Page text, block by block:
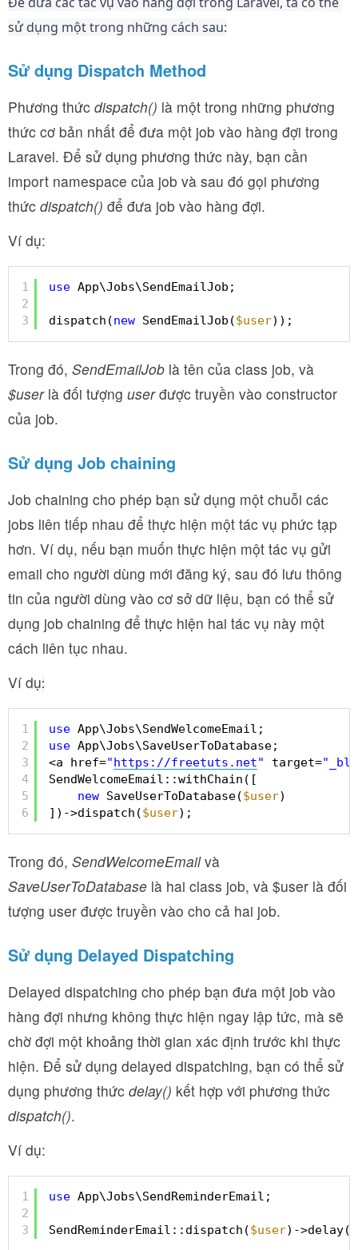
sử dụng một trong những cách sau:
Sử dụng Dispatch Method
Phương thức dispatch() là một trong những phương
thức cơ bản nhất để đưa một job vào hàng đợi trong
Laravel. Để sử dụng phương thức này, bạn cần
import namespace của job và sau đó gọi phương
thức dispatch() để đưa job vào hàng đợi.
Ví dụ:
1
2
3
use App\Jobs\SendEmailJob;
dispatch(new SendEmailJob($user));
Trong đó, SendEmailJob là tên của class job, và
$user là đối tượng userđược truyền vào constructor
của job.
Sử dụng Job chaining
Job chaining cho phép bạn sử dụng một chuỗi các
jobs liên tiếp nhau để thực hiện một tác vụ phức tạp
hơn. Ví dụ, nếu bạn muốn thực hiện một tác vụ gửi
email cho người dùng mới đăng ký, sau đó lưu thông
tin của người dùng vào cơ sở dữ liệu, bạn có thể sử
dụng job chaining để thực hiện hai tác vụ này một
cách liên tục nhau.
Ví dụ:
1
2
3
4
5
6
use App\Jobs\SendWelcomeEmail;
use App\Jobs\SaveUserToDatabase;
<a href="https://freetuts.net" target=
SendWelcomeEmail::withChain([
new SaveUserToDatabase($user)
])->dispatch($user);
Trong đó, SendWelcomeEmailvà
SaveUserToDatabase là hai class job, và $user là đối
tượng user được truyền vào cho cả hai job.
Sử dụng Delayed Dispatching
Delayed dispatching cho phép bạn đưa một job vào
hàng đợi nhưng không thực hiện ngay lập tức, mà sẽ
chờ đợi một khoảng thời gian xác định trước khi thực
hiện. Để sử dụng delayed dispatching, bạn có thể sử
dụng phương thức delay() kết hợp với phương thức
dispatch().
Ví dụ:
1
2
3
use App\Jobs\SendReminderEmail;
SendReminderEmail::dispatch($user)-